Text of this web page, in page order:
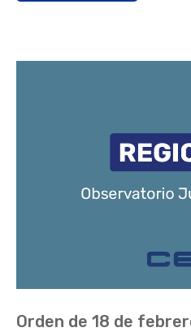
Orden de 18 de